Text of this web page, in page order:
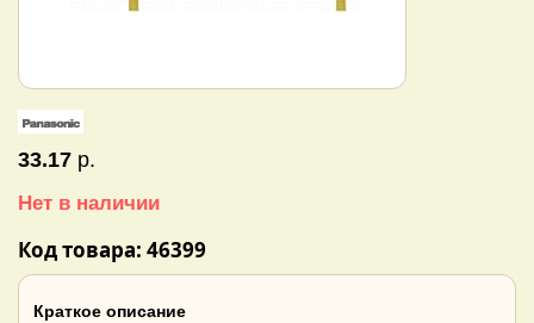
33.17 р.
Нет в наличии
Код товара: 46399
Краткое описание